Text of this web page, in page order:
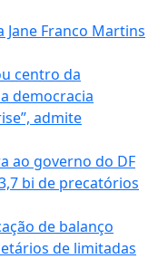
Jane Franco Martins
centro da
democracia
admite
ao governo do DF
bi de precatórios
de balanço
de limitadas